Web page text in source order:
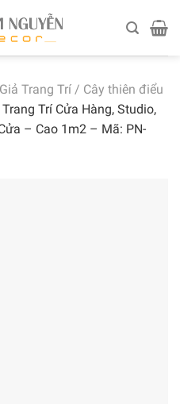
Trang Trí / Cây thiên điểu
Trí Cửa Hàng, Studio,
– Cao 1m2 – Mã: PN-